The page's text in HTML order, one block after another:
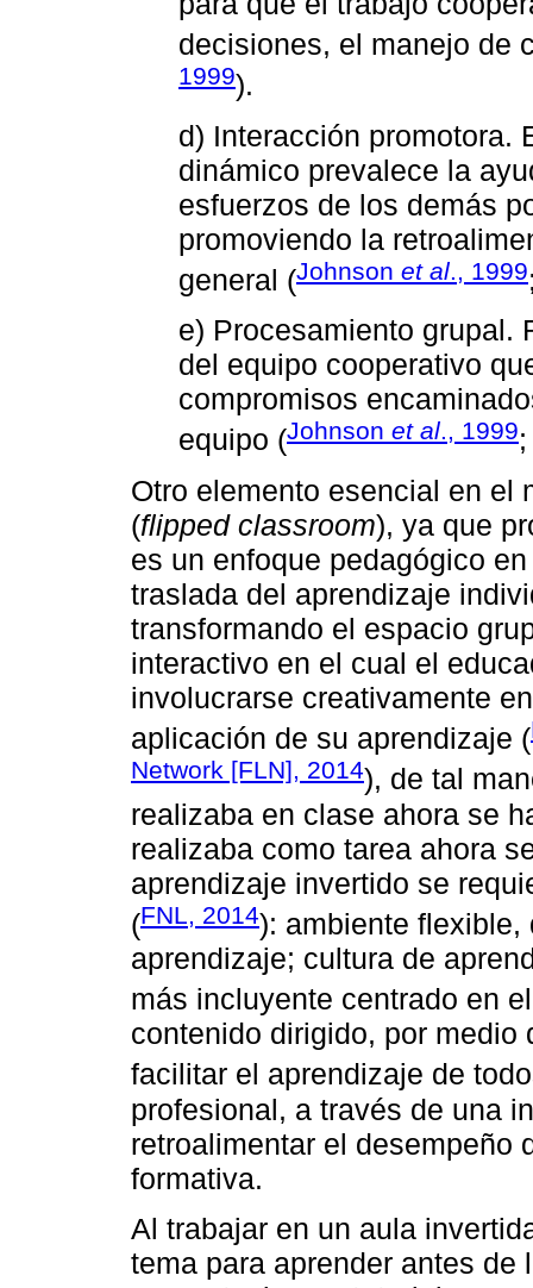
decisiones, el manejo de
1999).
d) Interacción promotora.
dinámico prevalece la
esfuerzos de los demás
promoviendo la
general (Johnson et al ., 1999
e) Procesamiento grupal.
del equipo cooperativo
compromisos
equipo (Johnson et al., 1999
Otro elemento esencial en el
(flipped classroom), ya que
es un enfoque pedagógico
traslada del aprendizaje
transformando el espacio
interactivo en el cual el
involucrarse creativamente
aplicación de su aprendizaje (
Network [FLN], 2014), de tal
realizaba en clase ahora se
realizaba como tarea ahora
aprendizaje invertido se
(FNL, 2014): ambiente
aprendizaje; cultura de
más incluyente centrado en
contenido dirigido, por
facilitar el aprendizaje de
profesional, a través de una
retroalimentar el desempeño
formativa.
Al trabajar en un aula
tema para aprender antes